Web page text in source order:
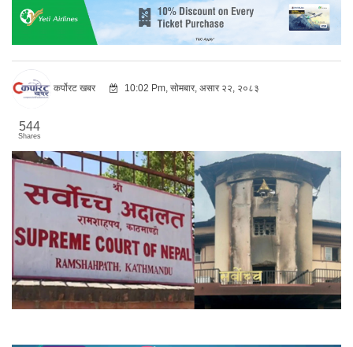
कर्पोरट खबर 10:02 Pm, सोमबार, असार २२, २०८३
544
Shares